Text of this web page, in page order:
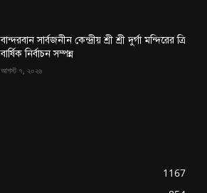
বান্দরবান সার্বজনীন কেন্দ্রীয় শ্রী শ্রী দুর্গা মন্দিরের ত্রি
বার্ষিক নির্বাচন সম্পন্ন
আগস্ট ৭, ২০২৬
1167